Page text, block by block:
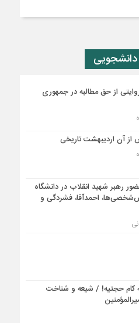
از حق مطالبه در جمهوری
آن اردیبهشت تاریخی
رهبر شهید انقلاب در دانشگاه
احمدآقا، فشردگی و
کام حجتیه! / شیعه و شناخت